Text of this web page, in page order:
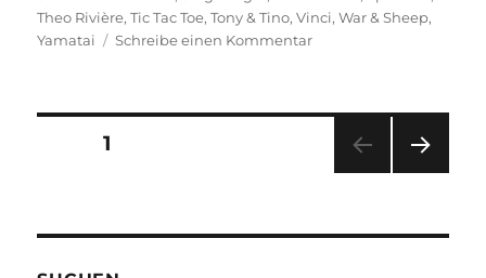
Theo Rivière,Tic Tac Toe,Tony & Tino,Vinci,War & Sheep,
Yamatai
Schreibe einen Kommentarzu
Seitennummerierung
Beiträge
SEITE1
E